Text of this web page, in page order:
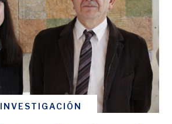
INVESTIGACIÓN